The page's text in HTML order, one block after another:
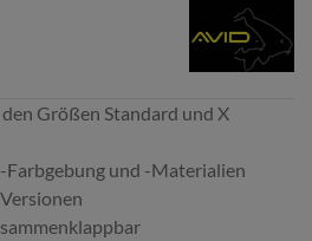
Größen Standard und X
Farbgebung und -Materialien